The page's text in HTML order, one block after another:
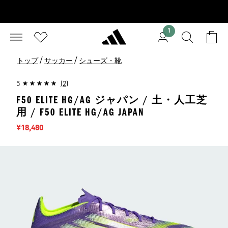
1
トップ / サッカー / シューズ・靴
5 (2)
F50 ELITE HG/AG ジャパン / 土・人工芝
用 / F50 ELITE HG/AG JAPAN
セール価格
¥18,480